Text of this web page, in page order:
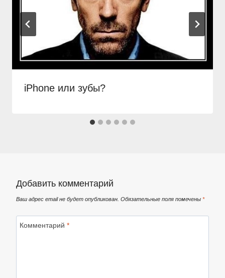
iPhone или зубы?
Добавить комментарий
Ваш адрес email не будет опубликован. Обязательные поля помечены *
Комментарий *